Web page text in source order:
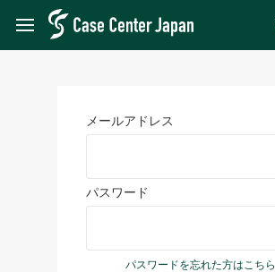
メールアドレス
パスワード
パスワードを忘れた方はこちら